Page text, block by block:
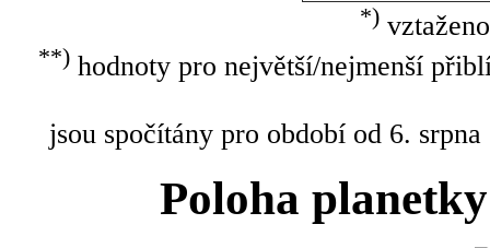
*)
**)hodnoty pro největší/nejmenší
jsou spočítány pro období od 6.
Poloha